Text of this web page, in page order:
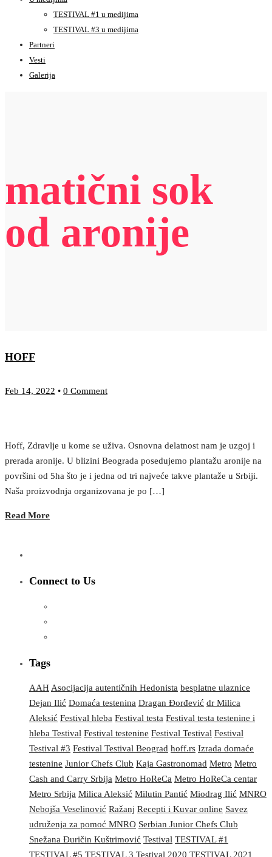
TESTIVAL #1 u medijima
TESTIVAL #3 u medijima
Partneri
Vesti
Galerija
matični sok
od aronije
HOFF
Feb 14, 2022 • 0 Comment
Hoff, Zdravlje u kome se uživa. Osnovna delatnost nam je uzgoj i
prerada aronije. U blizini Beograda posedujemo plantažu aronije na
površini od 5ha što je i jedna od tri najveće takve plantaže u Srbiji.
Naša proizvodnja organizovana je po […]
Read More
Connect to Us
Tags
AAHAsocijacija autentičnih Hedonista besplatne ulaznice
Dejan Ilić Domaća testenina Dragan Đorđević dr Milica
Aleksić Festival hleba Festival testa Festival testa testenine i
hleba Testival Festival testenine Festival Testival Festival
Testival #3 Festival Testival Beograd hoff.rs Izrada domaće
testenine Junior Chefs Club Kaja Gastronomad Metro Metro
Cash and Carry Srbija Metro HoReCa Metro HoReCa centar
Metro Srbija Milica Aleksić Milutin Pantić Miodrag Ilić MNRO
Nebojša Veselinović Ražanj Recepti i Kuvar online Savez
udruženja za pomoć MNRO Serbian Junior Chefs Club
Snežana Đuričin Kuštrimović Testival TESTIVAL #1
TESTIVAL #5 TESTIVAL 3 Testival 2020 TESTIVAL 2021